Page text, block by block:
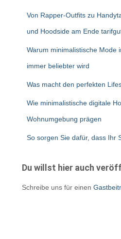
Von Rapper-Outfits zu
und Hoodside am Ende
Warum minimalistische Mode
immer beliebter wird
Was macht den perfekten
Wie minimalistische digitale
Wohnumgebung prägen
So sorgen Sie dafür, dass Ihr
Du willst hier auch
Schreibe uns für einen